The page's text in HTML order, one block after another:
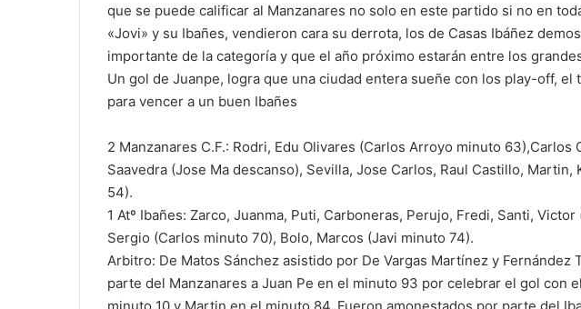
que se puede calificar al Manzanares no solo en este partido si no en
«Jovi» y su Ibañes, vendieron cara su derrota, los de Casas Ibáñez
importante de la categoría y que el año próximo estarán entre los
Un gol de Juanpe, logra que una ciudad entera sueñe con los play-off, el
para vencer a un buen Ibañes
2 Manzanares C.F.: Rodri, Edu Olivares (Carlos Arroyo minuto 63),Carlos
Saavedra (Jose Ma descanso), Sevilla, Jose Carlos, Raul Castillo,
54).
1 Atº Ibañes: Zarco, Juanma, Puti, Carboneras, Perujo, Fredi, Santi,
Sergio (Carlos minuto 70), Bolo, Marcos (Javi minuto 74).
Arbitro: De Matos Sánchez asistido por De Vargas Martínez y Fernández
parte del Manzanares a Juan Pe en el minuto 93 por celebrar el gol con